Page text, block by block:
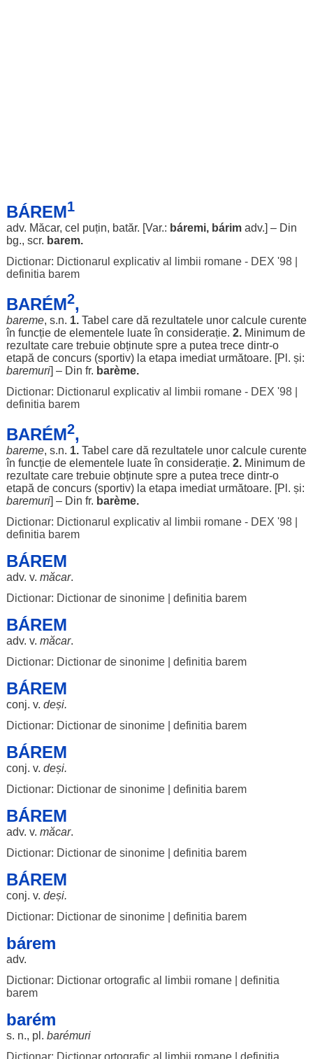
BÁREM1
adv. Măcar, cel puțin, batăr. [Var.: báremi, bárimadv.] – Din
bg., scr. barem.
Dictionar: Dictionarul explicativ al limbii romane - DEX '98|
definitia barem
BARÉM2,
bareme, s.n. 1. Tabel care dă rezultateleunor calcule curente
în funcțiede elementele luateîn considerație. 2. Minimumde
rezultatecare trebuie obținute sprea putea trecedintr-o
etapă de concurs(sportiv) la etapa imediat următoare. [Pl. și:
baremuri] – Din fr. barème.
Dictionar: Dictionarul explicativ al limbii romane - DEX '98|
definitia barem
BARÉM2,
bareme, s.n. 1. Tabel care dă rezultateleunor calcule curente
în funcțiede elementele luateîn considerație. 2. Minimumde
rezultatecare trebuie obținute sprea putea trecedintr-o
etapă de concurs(sportiv) la etapa imediat următoare. [Pl. și:
baremuri] – Din fr. barème.
Dictionar: Dictionarul explicativ al limbii romane - DEX '98|
definitia barem
BÁREM
adv. v. măcar.
Dictionar: Dictionar de sinonime| definitia barem
BÁREM
adv. v. măcar.
Dictionar: Dictionar de sinonime| definitia barem
BÁREM
conj. v. deși.
Dictionar: Dictionar de sinonime| definitia barem
BÁREM
conj. v. deși.
Dictionar: Dictionar de sinonime| definitia barem
BÁREM
adv. v. măcar.
Dictionar: Dictionar de sinonime| definitia barem
BÁREM
conj. v. deși.
Dictionar: Dictionar de sinonime| definitia barem
bárem
adv.
Dictionar: Dictionar ortografic al limbii romane| definitia
barem
barém
s. n., pl. barémuri
Dictionar: Dictionar ortografic al limbii romane| definitia